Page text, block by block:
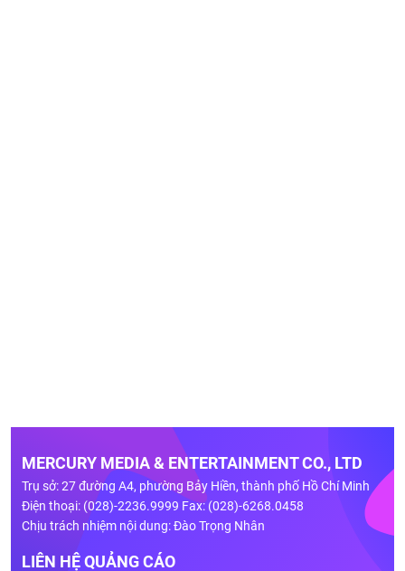
MERCURY MEDIA & ENTERTAINMENT CO., LTD
Trụ sở: 27 đường A4, phường Bảy Hiền, thành phố Hồ Chí Minh
Điện thoại: (028)-2236.9999 Fax: (028)-6268.0458
Chịu trách nhiệm nội dung: Đào Trọng Nhân
LIÊN HỆ QUẢNG CÁO